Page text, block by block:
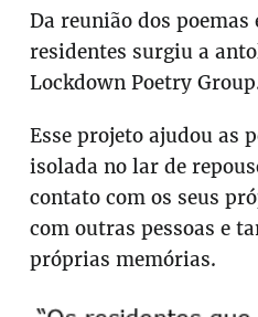
Da reunião dos poemas
residentes surgiu a
Lockdown Poetry
Esse projeto ajudou as
isolada no lar de
contato com os seus
com outras pessoas e
próprias memórias.